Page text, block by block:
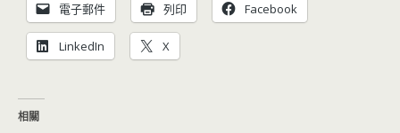
電子郵件 列印 Facebook
LinkedIn X
相關